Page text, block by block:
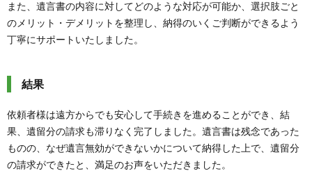
また、遺言書の内容に対してどのような対応が可能か、選択肢ごと
のメリット・デメリットを整理し、納得のいくご判断ができるよう
丁寧にサポートいたしました。
結果
依頼者様は遠方からでも安心して手続きを進めることができ、結
果、遺留分の請求も滞りなく完了しました。遺言書は残念であった
ものの、なぜ遺言無効ができないかについて納得した上で、遺留分
の請求ができたと、満足のお声をいただきました。